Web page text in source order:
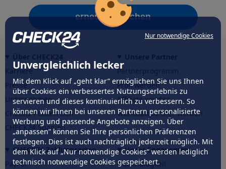
Nur notwendige Cookies
Unvergleichlich lecker
Mit dem Klick auf „geht klar” ermöglichen Sie uns Ihnen
über Cookies ein verbessertes Nutzungserlebnis zu
servieren und dieses kontinuierlich zu verbessern. So
können wir Ihnen bei unseren Partnern personalisierte
Werbung und passende Angebote anzeigen. Über
„anpassen” können Sie Ihre persönlichen Präferenzen
festlegen. Dies ist auch nachträglich jederzeit möglich. Mit
dem Klick auf „Nur notwendige Cookies” werden lediglich
technisch notwendige Cookies gespeichert.
erneut versuchen
Karriere
Presse
Unternehmen
CHECK24 Österreich
CHECK24 Spanien
Partnerprogramm
Profi werden
Affiliate werden
Werkstattpartner werden
CHECK24 Zahlungsarten
PayPal
Unser Engagement
Nachhaltigkeit